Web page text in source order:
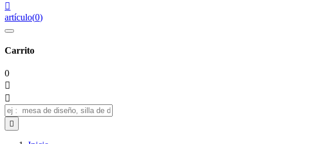

artículo(0)
Carrito
0


